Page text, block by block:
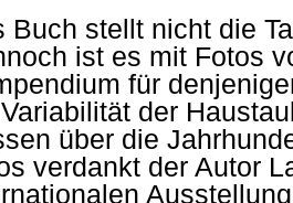
Buch stellt nicht die
ist es mit Fotos
für
der
über die
verdankt der Autor